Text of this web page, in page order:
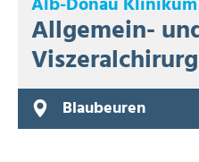
Allgemein-
Blaubeuren